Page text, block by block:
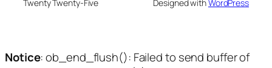
Twenty Twenty-Five Designed withWordPress
Notice: ob_end_flush(): Failed to send buffer of